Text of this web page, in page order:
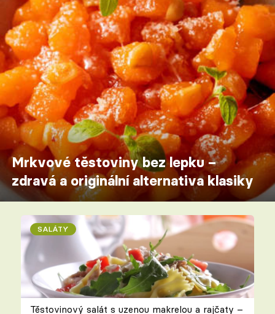
Mrkvové těstoviny bez lepku –
zdravá a originální alternativa klasiky
SALÁTY
Těstovinový salát s uzenou makrelou a rajčaty –